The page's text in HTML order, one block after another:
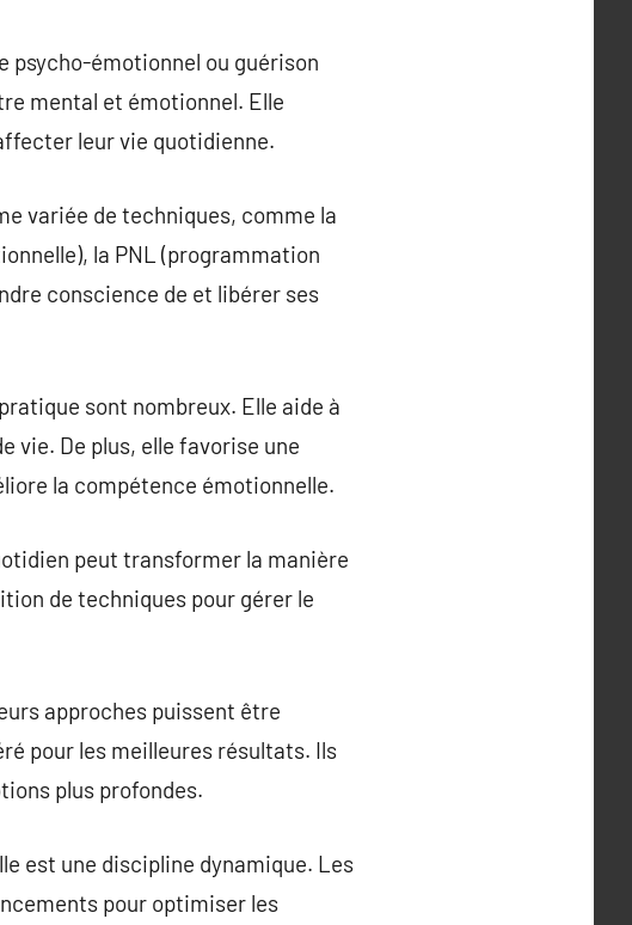
psycho-émotionnel ou guérison
mental et émotionnel. Elle
leur vie quotidienne.
variée de techniques, comme la
la PNL (programmation
conscience de et libérer ses
sont nombreux. Elle aide à
vie. De plus, elle favorise une
la compétence émotionnelle.
peut transformer la manière
de techniques pour gérer le
approches puissent être
pour les meilleures résultats. Ils
plus profondes.
est une discipline dynamique. Les
pour optimiser les